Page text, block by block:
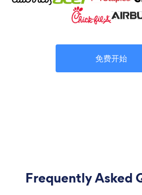
免费开始
Frequently Asked